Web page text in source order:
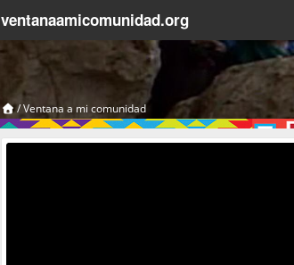
ventanaamicomunidad.org
/Ventana a mi comunidad